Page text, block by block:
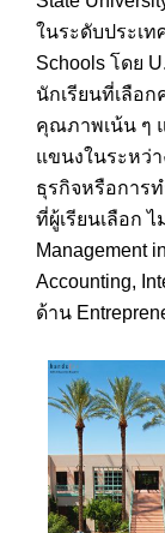
ในระดับประเท
Schools โดย
นักเรียนที่เลือ
คุณภาพเน้น ๆ
แขนงในระหว่
ธุรกิจหรือการ
ที่ผู้เรียนเลือก ไ
Management
Accounting,
ด้าน